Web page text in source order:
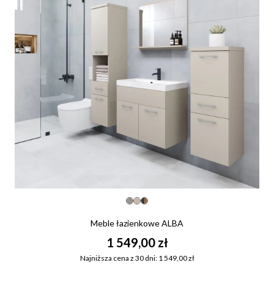
Meble łazienkowe ALBA
1 549,00 zł
Najniższa cena z 30 dni: 1 549,00 zł